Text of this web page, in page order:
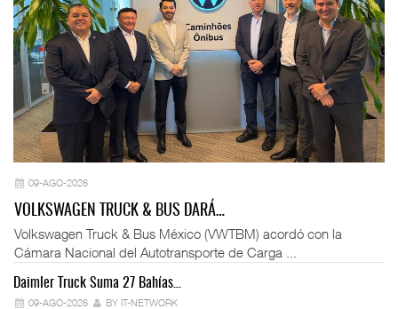
09-AGO-2026
VOLKSWAGEN TRUCK & BUS DARÁ…
Volkswagen Truck & Bus México (VWTBM) acordó con la
Cámara Nacional del Autotransporte de Carga ...
Daimler Truck Suma 27 Bahías…
09-AGO-2026 BY IT-NETWORK